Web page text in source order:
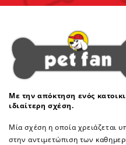
Με την απόκτηση ενός
ιδιαίτερη σχέση.
Μία σχέση η οποία χρειάζεται
στην αντιμετώπιση των